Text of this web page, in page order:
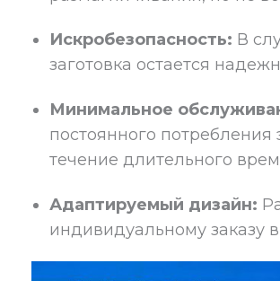
Искробезопасность: В
заготовка остается
Минимальное
постоянного
течение длительного
Адаптируемый дизайн:
индивидуальному заказу